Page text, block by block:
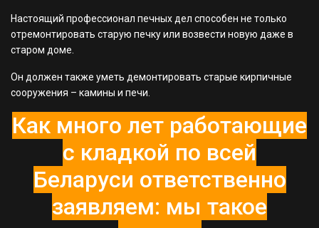
Настоящий профессионал печных дел способен не только
отремонтировать старую печку или возвести новую даже в
старом доме.
Он должен также уметь демонтировать старые кирпичные
сооружения – камины и печи.
Как много лет работающие
с кладкой по всей
Беларуси ответственно
заявляем: мы такое